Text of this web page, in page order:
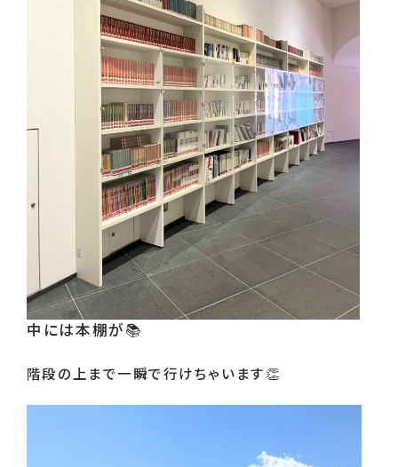
中には本棚が📚
階段の上まで一瞬で行けちゃいます👏